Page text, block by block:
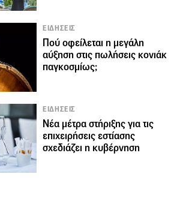
ΕΙΔΗΣΕΙΣ
Πού οφείλεται η μεγάλη
αύξηση στις πωλήσεις κονιάκ
παγκοσμίως;
ΕΙΔΗΣΕΙΣ
Νέα μέτρα στήριξης για τις
επιχειρήσεις εστίασης
σχεδιάζει η κυβέρνηση